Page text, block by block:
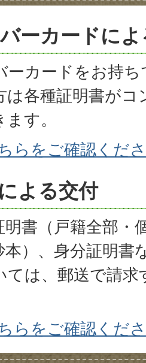
ーカードに
ーカードをお持
は各種証明書が
す。
らをご確認くだ
よる交付
明書（戸籍全部・
本）、身分証明書
ては、郵送で請
らをご確認くだ